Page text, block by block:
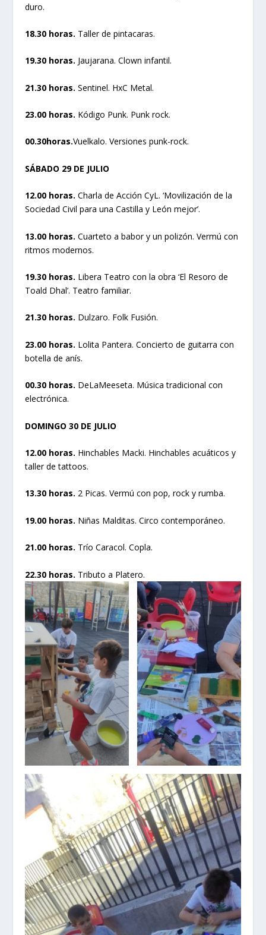
duro.
18.30 horas. Taller de pintacaras.
19.30 horas. Jaujarana. Clown infantil.
21.30 horas.Sentinel. HxC Metal.
23.00 horas. Kódigo Punk. Punk rock.
00.30horas.Vuelkalo. Versiones punk-rock.
SÁBADO 29 DE JULIO
12.00 horas. Charla de Acción CyL. ‘Movilización de la
Sociedad Civil para una Castilla y León mejor’.
13.00 horas.Cuarteto a babor y un polizón. Vermú con
ritmos modernos.
19.30 horas. Libera Teatro con la obra ‘El Resoro de
Toald Dhal’. Teatro familiar.
21.30 horas. Dulzaro. Folk Fusión.
23.00 horas. Lolita Pantera. Concierto de guitarra con
botella de anís.
00.30 horas. DeLaMeeseta. Música tradicional con
electrónica.
DOMINGO 30 DE JULIO
12.00 horas. Hinchables Macki. Hinchables acuáticos y
taller de tattoos.
13.30 horas. 2 Picas. Vermú con pop, rock y rumba.
19.00 horas. Niñas Malditas. Circo contemporáneo.
21.00 horas. Trío Caracol. Copla.
22.30 horas. Tributo a Platero.